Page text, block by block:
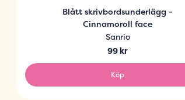
Blått skrivbordsunderlägg -
Cinnamoroll face
Sanrio
99 kr
Köp